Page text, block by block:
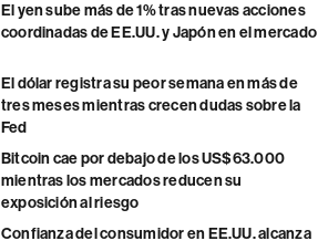
El yen sube más de 1% tras nuevas acciones
coordinadas de EE.UU. y Japón en el mercado
El dólar registra su peor semana en más de
tres meses mientras crecen dudas sobre la
Fed
Bitcoin cae por debajo de los US$63.000
mientras los mercados reducen su
exposición al riesgo
Confianza del consumidor en EE.UU. alcanza